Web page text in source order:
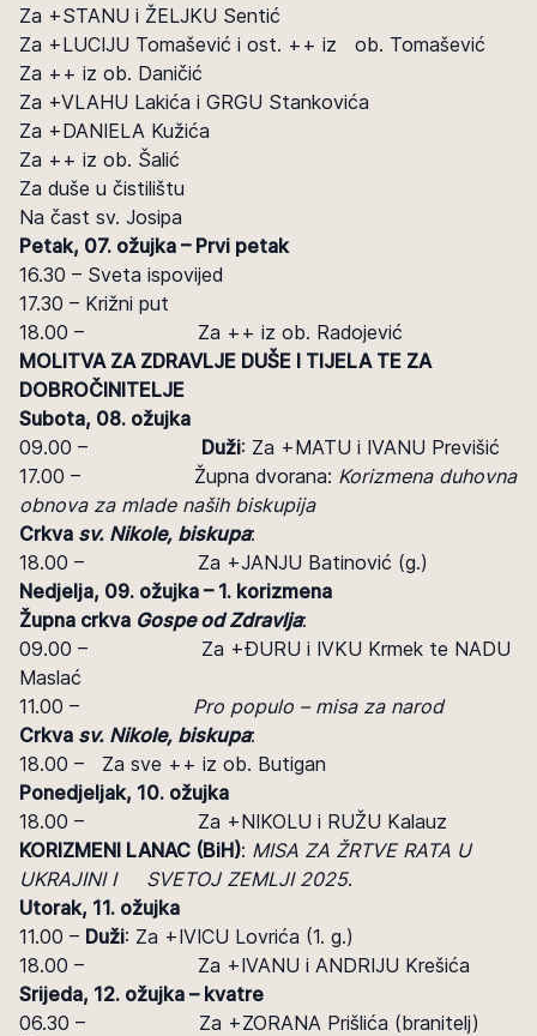
Za +STANU i ŽELJKU Sentić
Za +LUCIJU Tomašević i ost. ++ iz ob. Tomašević
Za ++ iz ob. Daničić
Za +VLAHU Lakića i GRGU Stankovića
Za +DANIELA Kužića
Za ++ iz ob. Šalić
Za duše u čistilištu
Na čast sv. Josipa
Petak, 07. ožujka – Prvi petak
16.30 – Sveta ispovijed
17.30 – Križni put
18.00 – Za ++ iz ob. Radojević
MOLITVA ZA ZDRAVLJE DUŠE I TIJELA TE ZA
DOBROČINITELJE
Subota, 08. ožujka
09.00 – Duži: Za +MATU i IVANU Previšić
17.00 – Župna dvorana: Korizmena duhovna
obnova za mlade naših biskupija
Crkva sv. Nikole, biskupa:
18.00 – Za +JANJU Batinović (g.)
Nedjelja, 09. ožujka – 1. korizmena
Župna crkva Gospe od Zdravlja:
09.00 – Za +ĐURU i IVKU Krmek te NADU
Maslać
11.00 – Pro populo – misa za narod
Crkva sv. Nikole, biskupa:
18.00 – Za sve ++ iz ob. Butigan
Ponedjeljak, 10. ožujka
18.00 – Za +NIKOLU i RUŽU Kalauz
KORIZMENI LANAC (BiH): MISA ZA ŽRTVE RATA U
UKRAJINI I SVETOJ ZEMLJI 2025.
Utorak, 11. ožujka
11.00 – Duži: Za +IVICU Lovrića (1. g.)
18.00 – Za +IVANU i ANDRIJU Krešića
Srijeda, 12. ožujka – kvatre
06.30 – Za +ZORANA Prišlića (branitelj)